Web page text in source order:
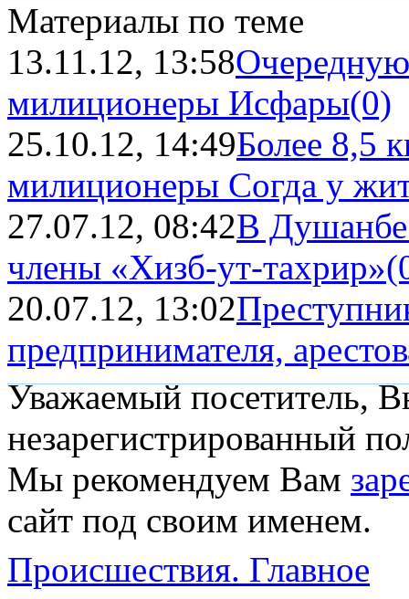
Материалы по теме
13.11.12, 13:58
милиционеры Исфары(0)
25.10.12, 14:49Более 8,5
милиционеры Согда у
27.07.12, 08:42В Душанбе
члены «Хизб-ут-тахрир»
20.07.12, 13:02
предпринимателя,
Уважаемый посетитель,
незарегистрированный
Мы рекомендуем Вам
сайт под своим именем.
Происшествия. Главное